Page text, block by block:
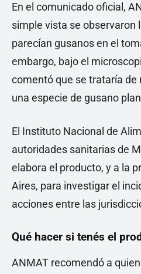
En el comunicado oficial,
simple vista se observaron
parecían gusanos en el
embargo, bajo el
comentó que se trataría de
una especie de gusano
El Instituto Nacional de
autoridades sanitarias de
elabora el producto, y a la
Aires, para investigar el
acciones entre las
Qué hacer si tenés el
ANMAT recomendó a